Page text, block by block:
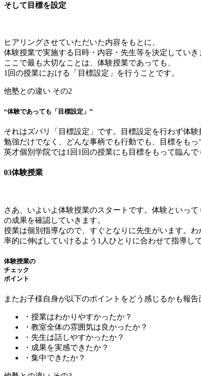
そして目標を設定
ヒアリングさせていただいた内容をもとに、
体験授業で実施する日時・内容・先生等を決定していき
ここで最も大切なことは、体験授業であっても、
1回の授業における「目標設定」を行うことです。
他塾との違い その2
“体験であっても「目標設定」”
それはズバリ「目標設定」です。目標設定を行わず体験
勉強だけでなく、どんな事柄でも行動でも、目標をも
英才個別学院では1回1回の授業にも目標をもって臨ん
03体験授業
さあ、いよいよ体験授業のスタートです。体験といっ
の成果を確認していきます。
授業は個別指導なので、すぐとなりに先生がいます。
率的に伸ばしていけるよう1人ひとりに合わせて指導し
体験授業の
チェック
ポイント
またお子様自身が以下のポイントをどう感じるかも報告
・授業はわかりやすかったか？
・教室全体の雰囲気は良かったか？
・先生は話しやすかったか？
・成果を実感できたか？
・集中できたか？